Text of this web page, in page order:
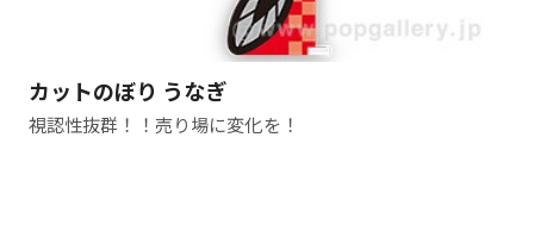
カットのぼり うなぎ
視認性抜群！！売り場に変化を！